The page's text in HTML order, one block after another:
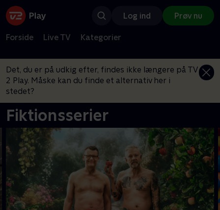
Log ind Prøv nu
Forside Live TV Kategorier
Det, du er på udkig efter, findes ikke længere på TV
2 Play. Måske kan du finde et alternativ her i
stedet?
Fiktionsserier